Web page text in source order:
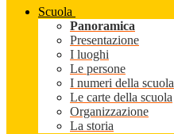
Scuola
Panoramica
Presentazione
I luoghi
Le persone
I numeri della scuola
Le carte della scuola
Organizzazione
La storia